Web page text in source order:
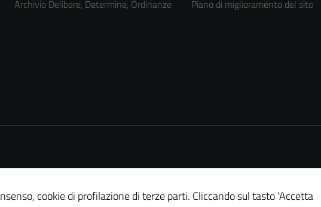
Archivio Delibere, Determine, Ordinanze
Piano di miglioramento del sito
cookie di profilazione di terze parti. Cliccando sul tasto 'Accetta